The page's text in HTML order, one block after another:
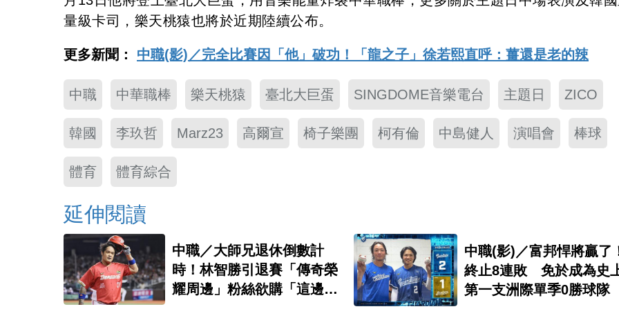
量級卡司，樂天桃猿也將於近期陸續公布。
更多新聞： 中職(影)／完全比賽因「他」破功！「龍之子」徐若熙直呼：薑還是老的辣
中職 中華職棒 樂天桃猿 臺北大巨蛋 SINGDOME音樂電台 主題日 ZICO
韓國 李玖哲 Marz23 高爾宣 椅子樂團 柯有倫 中島健人 演唱會 棒球
體育 體育綜合
延伸閱讀
中職／大師兄退休倒數計
時！林智勝引退賽「傳奇榮
耀周邊」粉絲欲購「這邊」
中職(影)／富邦悍將贏了
終止8連敗 免於成為史
第一支洲際單季0勝球隊